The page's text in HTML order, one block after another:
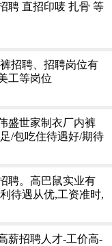
聘 直招印唛 扎骨 等
招聘、招聘岗位有
工等岗位
盛世家制衣厂内裤
/包吃住待遇好/期待
聘。高巴鼠实业有
待遇从优,工资准时,
薪招聘人才-工价高-